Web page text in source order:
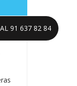
91 637 82 84